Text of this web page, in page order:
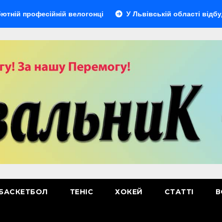
велогонці У Львівській області відбудеться
ТЕНІС ХОКЕЙ СТАТТІ